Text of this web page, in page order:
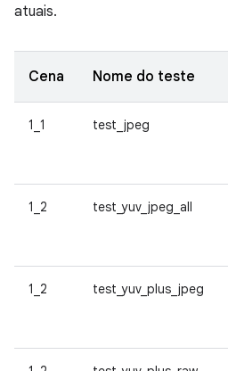
atuais.
Cena Nome do teste
1_1 test_jpeg
1_2 test_yuv_jpeg_all
1_2 test_yuv_plus_jpeg